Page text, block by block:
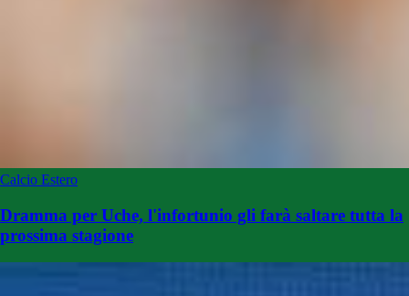
Calcio Estero
Dramma per Uche, l'infortunio gli farà saltare tutta la
prossima stagione